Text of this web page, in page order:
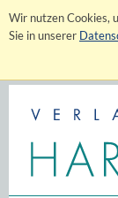
Wir nutzen Cookies,
Sie in unserer